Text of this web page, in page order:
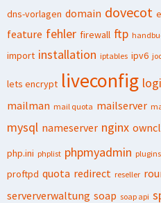
dns-vorlagen domain dovecot
feature fehler firewall ftp
import installation iptables ipv6
lets encrypt liveconfig
mailman mail quota mailserver
mysql nameserver nginx
php.ini phplist phpmyadmin plugins
proftpd quota redirect reseller
serververwaltung soap soap api